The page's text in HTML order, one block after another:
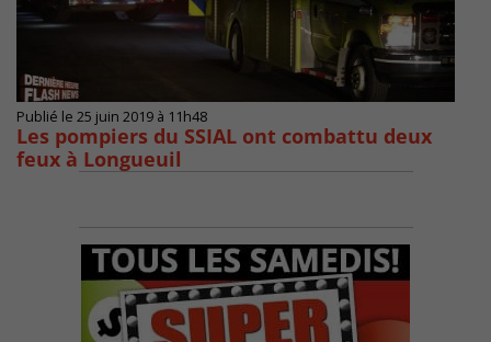
Publié le 25 juin 2019 à 11h48
Les pompiers du SSIAL ont combattu deux
feux à Longueuil